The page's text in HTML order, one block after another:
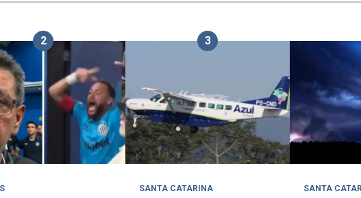
2 3
SANTA CATARINA SANTA